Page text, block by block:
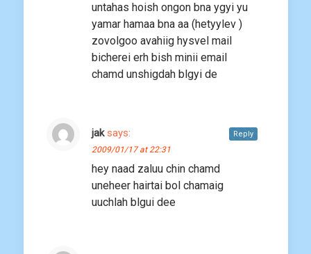
untahas hoish ongon bna ygyi yu
yamar hamaa bna aa (hetyylev )
zovolgoo avahiig hysvel mail
bicherei erh bish minii email
chamd unshigdah blgyi de
jak says:
2009/01/17 at 22:31
hey naad zaluu chin chamd
uneheer hairtai bol chamaig
uuchlah blgui dee
Reply